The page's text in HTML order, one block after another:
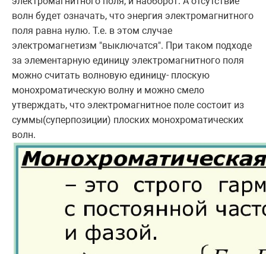
волн будет означать, что энергия электромагнитного
поля равна нулю. Т.е. в этом случае
электромагнетизм "выключатся". При таком подходе
за элементарную единицу электромагнитного поля
можно считать волновую единицу- плоскую
монохроматическую волну и можно смело
утверждать, что электромагнитное поле состоит из
суммы(суперпозиции) плоских монохроматических
волн.